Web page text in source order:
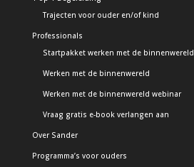
Trajecten voor ouder en/of kind
Professionals
Startpakket werken met de binnenwereld
Werken met de binnenwereld
Werken met de binnenwereld webinar
Vraag gratis e-book verlangen aan
Over Sander
Programma’s voor ouders